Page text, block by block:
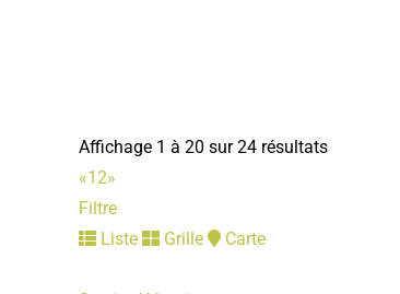
Affichage 1 à 20 sur 24 résultats
«12»
Filtre
Liste
Grille Carte